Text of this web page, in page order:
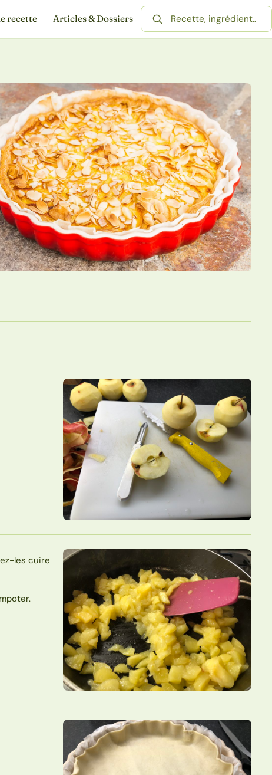
recette Articles & Dossiers
Rechercher une recette
les cuire